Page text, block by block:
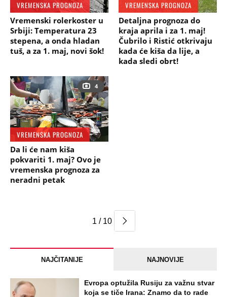
VREMENSKA PROGNOZA
Vremenski rolerkoster u
Srbiji: Temperatura 23
stepena, a onda hladan
tuš, a za 1. maj, novi šok!
VREMENSKA PROGNOZA
Detaljna prognoza do
kraja aprila i za 1. maj!
Čubrilo i Ristić otkrivaju
kada će kiša da lije, a
kada sledi obrt!
4
VREMENSKA PROGNOZA
Da li će nam kiša
pokvariti 1. maj? Ovo je
vremenska prognoza za
neradni petak
1 / 10
NAJČITANIJE NAJNOVIJE
Evropa optužila Rusiju za važnu stvar
koja se tiče Irana: Znamo da to rade